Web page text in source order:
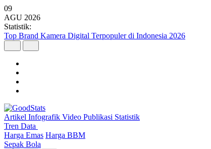
09
AGU 2026
Statistik:
Top Brand Kamera Digital Terpopuler di Indonesia 2026
Artikel Infografik Video Publikasi Statistik
Tren Data
Harga Emas Harga BBM
Sepak Bola